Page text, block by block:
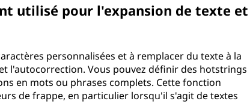
utilisé pour l'expansion de texte et
personnalisées et à remplacer du texte à la
l'autocorrection. Vous pouvez définir des hotstrings
en mots ou phrases complets. Cette fonction
de frappe, en particulier lorsqu'il s'agit de textes